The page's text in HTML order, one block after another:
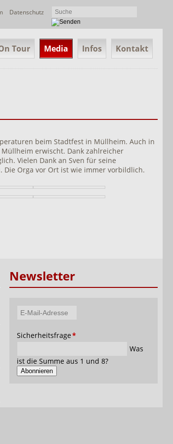
Datenschutz
Tour Media Infos Kontakt
beim Stadtfest in Müllheim. Auch in
erwischt. Dank zahlreicher
Vielen Dank an Sven für seine
Orga vor Ort ist wie immer vorbildlich.
Newsletter
Adresse
Pflichtfeld
Sicherheitsfrage*
Was
ist die Summe aus 1 und 8?
Abonnieren